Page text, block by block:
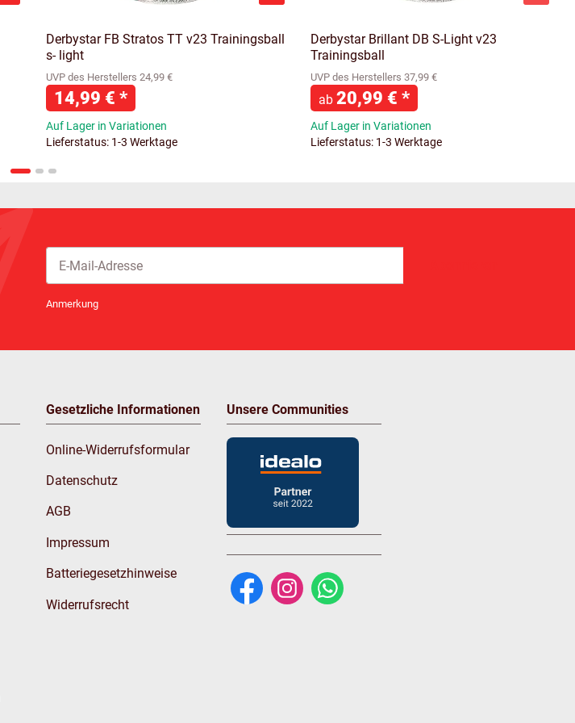
Derbystar FB Stratos TT v23 Trainingsball
s- light
UVP des Herstellers 24,99 €
14,99 € *
Auf Lager in Variationen
Lieferstatus: 1-3 Werktage
Derbystar Brillant DB S-Light v23
Trainingsball
UVP des Herstellers 37,99 €
ab 20,99 € *
Auf Lager in Variationen
Lieferstatus: 1-3 Werktage
Anmerkung
Gesetzliche Informationen
Online-Widerrufsformular
Datenschutz
AGB
Impressum
Batteriegesetzhinweise
Widerrufsrecht
Unsere Communities